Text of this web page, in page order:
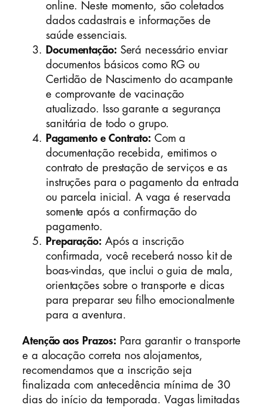
online. Neste momento, são coletados
dados cadastrais e informações de
saúde essenciais.
Documentação:Será necessário enviar
documentos básicos como RG ou
Certidão de Nascimento do acampante
e comprovante de vacinação
atualizado. Isso garante a segurança
sanitária de todo o grupo.
Pagamento e Contrato:Com a
documentação recebida, emitimos o
contrato de prestação de serviços e as
instruções para o pagamento da entrada
ou parcela inicial. A vaga é reservada
somente após a confirmação do
pagamento.
Preparação:Após a inscrição
confirmada, você receberá nosso kit de
boas-vindas, que inclui o guia de mala,
orientações sobre o transporte e dicas
para preparar seu filho emocionalmente
para a aventura.
Atenção aos Prazos: Para garantir o transporte
e a alocação correta nos alojamentos,
recomendamos que a inscrição seja
finalizada com antecedência mínima de 30
dias do início da temporada. Vagas limitadas